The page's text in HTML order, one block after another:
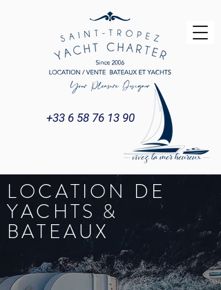
+33 6 58 76 13 90
LOCATION DE
YACHTS &
BATEAUX